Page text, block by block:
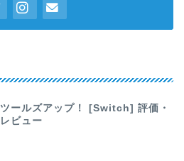
ツールズアップ！ [Switch] 評価・
レビュー